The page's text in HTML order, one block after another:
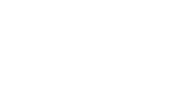
聘信息_注册信息_信用信
信息_诉讼信息_财务信息_
信用信息_诉讼信息_财务
介_地址电话-众网
题歌乐山外资注册网
用信息_诉讼信息_财务信
信息_电话_地址-中华英